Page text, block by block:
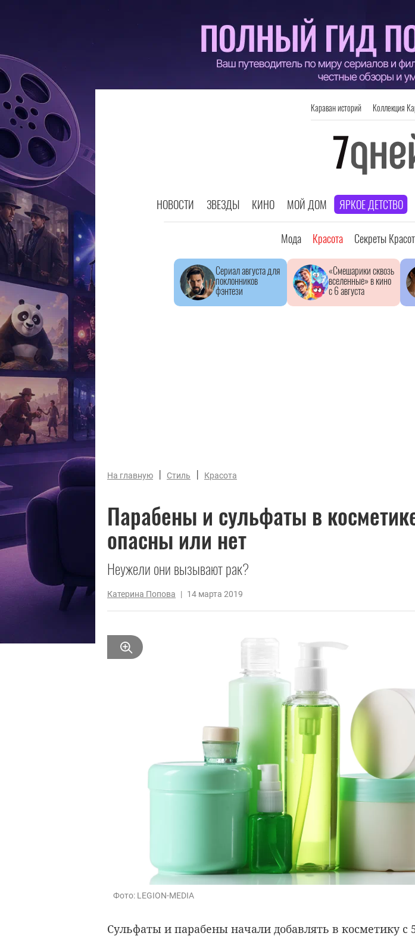
Караван историй Коллекция
НОВОСТИ ЗВЕЗДЫ КИНО МОЙ ДОМ ЯРКОЕ ДЕТСТВО
Мода Красота Секреты
Сериал августа для
поклонников
фэнтези
«Смешарики сквозь
вселенные» в кино
с 6 августа
На главную | Стиль | Красота
Парабены и сульфаты в
опасны или нет
Неужели они вызывают рак?
Катерина Попова | 14 марта 2019
Фото: LEGION-MEDIA
Сульфаты и парабены начали добавлять в косметику с